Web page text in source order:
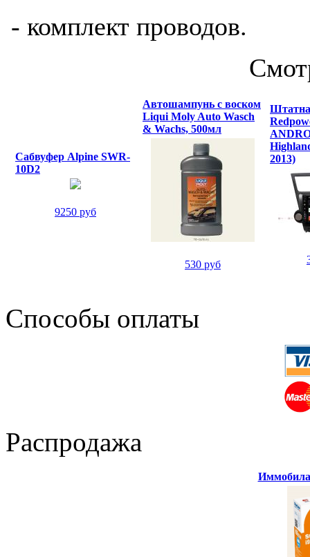
- комплект проводов.
Сабвуфер Alpine SWR-
10D2
9250 руб
Автошампунь с воском
Liqui Moly Auto Wasch
& Wachs, 500мл
530 руб
2013)
Способы оплаты
Распродажа